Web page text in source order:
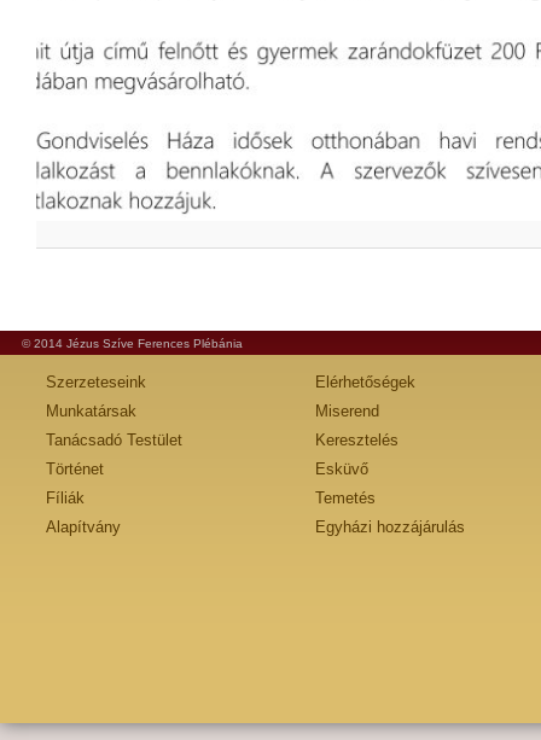
© 2014 Jézus Szíve Ferences Plébánia
Szerzeteseink
Munkatársak
Tanácsadó Testület
Történet
Fíliák
Alapítvány
Elérhetőségek
Miserend
Keresztelés
Esküvő
Temetés
Egyházi hozzájárulás